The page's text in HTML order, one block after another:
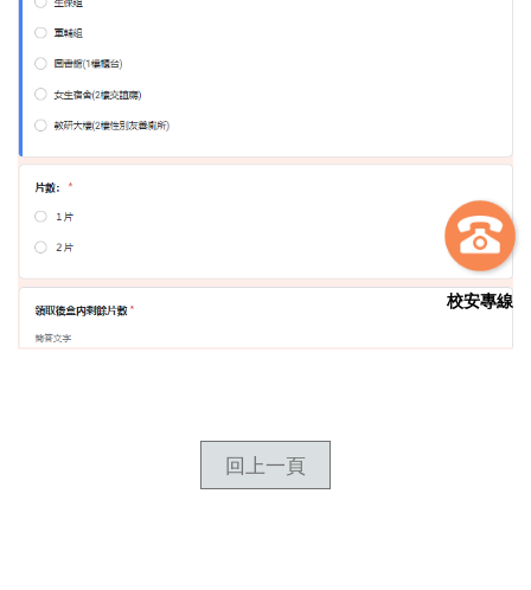
回上一頁
校安專線